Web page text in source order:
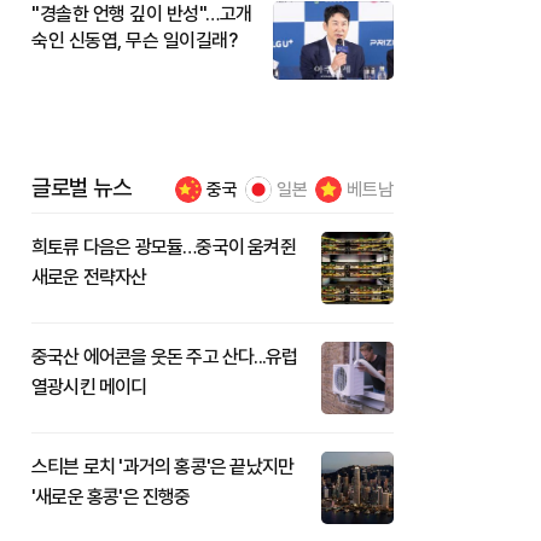
"경솔한 언행 깊이 반성"…고개
숙인 신동엽, 무슨 일이길래?
글로벌 뉴스 중국 일본 베트남
희토류 다음은 광모듈…중국이 움켜쥔
새로운 전략자산
중국산 에어콘을 웃돈 주고 산다...유럽
열광시킨 메이디
스티븐 로치 '과거의 홍콩'은 끝났지만
'새로운 홍콩'은 진행중